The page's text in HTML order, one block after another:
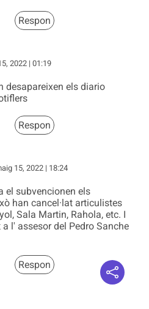
Respon
2022 | 01:19
desapareixen els diario
Respon
15, 2022 | 18:24
el subvencionen els
han cancel·lat articulistes
Sala Martin, Rahola, etc. I
l' assesor del Pedro Sanche
Respon